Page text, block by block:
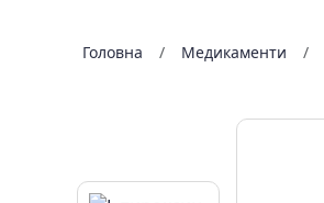
Головна Медикаменти